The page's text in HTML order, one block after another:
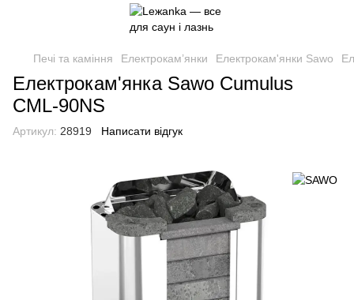
Печі та каміння Електрокам’янки Електрокам'янки Sawo
Електрокам'янка Sawo Cumulus
CML-90NS
Артикул: 28919 Написати відгук